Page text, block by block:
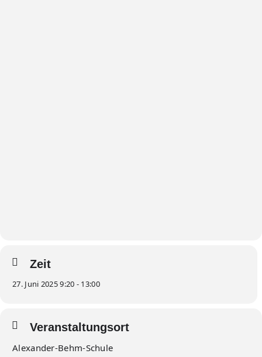
Zeit
27. Juni 2025 9:20 - 13:00
Veranstaltungsort
Alexander-Behm-Schule